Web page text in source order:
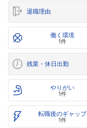
退職理由
働く環境
1件
残業・休日出勤
やりがい
1件
転職後のギャップ
1件